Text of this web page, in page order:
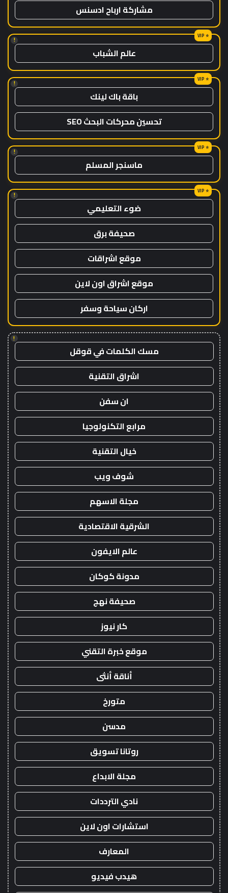
مشاركة ارباح ادسنس
!
عالم الشباب
!
باقة باك لينك
تحسين محركات البحث SEO
!
ماسنجر المسلم
!
ضوء التعليمي
صحيفة برق
موقع اشراقات
موقع اشراق اون لاين
اركان سياحة وسفر
!
مسك الكلمات في قوقل
اشراق التقنية
ان سفن
مرابع التكنولوجيا
خيال التقنية
شوف ويب
مجلة الاسهم
الشرقية الاقتصادية
عالم الايفون
مدونة كوكان
صحيفة نهج
كار نيوز
موقع خبرة التقني
أناقة أنثى
متورخ
مدسن
روتانا تسويق
مجلة الابداع
نادي الترددات
استشارات اون لاين
المعارف
هيدب فيديو